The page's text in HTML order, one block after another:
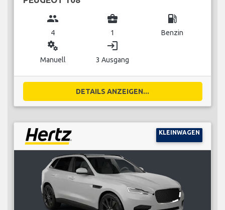
group
4
business_center
1
local_gas_station
Benzin
miscellaneous_services
Manuell
login
3 Ausgang
DETAILS ANZEIGEN...
KLEINWAGEN